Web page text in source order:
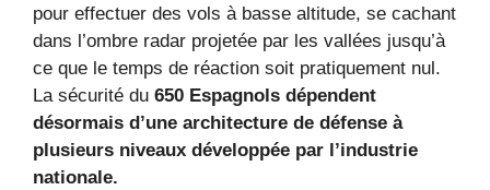
pour effectuer des vols à basse altitude, se cachant
dans l’ombre radar projetée par les vallées jusqu’à
ce que le temps de réaction soit pratiquement nul.
La sécurité du 650 Espagnols dépendent
désormais d’une architecture de défense à
plusieurs niveaux développée par l’industrie
nationale.